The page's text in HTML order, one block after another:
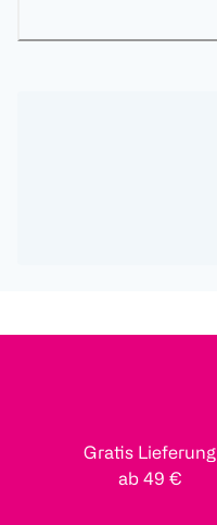
Gratis Lieferung
ab 49 €